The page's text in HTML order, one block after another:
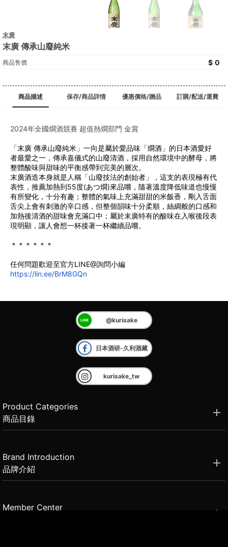
末廣
末廣 傳承山廢純米
商品售價 0
商品描述 保存/商品詳情 優惠價格/贈品 訂購/配送/運費
2024年全國燗酒競賽 超值熱燗部門 金賞
「末廣 傳承山廢純米」一向是屬於愛品味「燗酒」的日本酒愛好
者最愛之一，傳承嘉儀式的山廢清酒，採用自然環境中的酵母，將
整體酸味與甜味的平衡感帶到完美的層次。
﻿末廣酒造本身就是人稱「山廢技法的創始者」，這支的表現極有代
表性，推薦加熱到55度(あつ燗)來品嚐，隨著溫度降低味道也慢慢
有所變化，十分有趣；整體的氣味上充滿甜甜的米飯香，剛入舌面
舌尖上會有刺激的辛口感，但整個韻味十分柔順，絲綢般的口感和
加熱後清酒的甜味會充滿口中；屬於末廣特有的酸味在入喉後段表
現明顯，讓人會想一杯接著一杯繼續品嚐。
﻿＊＊＊＊＊＊
任何問題歡迎至官方LINE@詢問小編
https://lin.ee/BrM8GQn
@kurisake
日本酒研-久利酒藏
kurisake_tw
Product Categories
商品目錄
Brand Introduction
品牌介紹
Member Center